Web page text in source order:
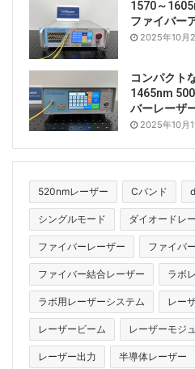
とができます。共鳴ポンプは
有し、ポンプ源は良好な温度
ンク温度が１０℃から４０℃
心波長は０．６ｎｍだけ移動
れる。これは変化しないので
有するポンプ光源として半導
ファイバは４００μｍの直径
ムの後、ポンプスポットの直
1064nmの高反射膜でメッキ
ズは3×3×20mmです3,1。 ％
ウム箔で包み、銅製のヒート
914nmの反射防止と1064nm
でめっきされ、M3は532nm
反応フィルムシステムでめっ
532nmでめっきされたM4
1570～
ファイバー
2025年10月
コンパクト
1465nm
バーレーザ
2025年10月
520nmレーザー Cバンド
シングルモード ダイオードレ
ファイバーレーザー ファイバ
ファイバー結合レーザー ラボ
ラボ用レーザーシステム レー
レーザービーム レーザーモジ
レーザー出力 半導体レーザー